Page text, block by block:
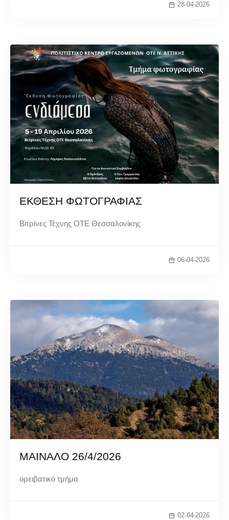
28-04-2026
ΕΚΘΕΣΗ ΦΩΤΟΓΡΑΦΙΑΣ
Βιτρίνες Τέχνης ΟΤΕ Θεσσαλονίκης
06-04-2026
ΜΑΙΝΑΛΟ 26/4/2026
ορειβατικό τμήμα
02-04-2026